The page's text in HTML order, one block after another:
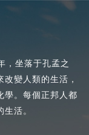
，坐落于孔孟之
變人類的生活，
學。每個正邦人都
活。